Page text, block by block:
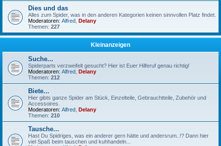
Dies und das
Alles zum Spider, was in den anderen Kategorien keinen sinnvollen Platz findet.
Moderatoren: Alfred Delany
Themen: 227
Kleinanzeigen
Suche...
Spiderparts verzweifelt gesucht? Hier ist Euer Hilferuf genau richtig!
Moderatoren: Alfred Delany
Themen: 212
Biete...
Hier gibts ganze Spider am Stück, Einzelteile, Gebrauchtteile, Zubehör und
Accessoires.
Moderatoren: Alfred Delany
Themen: 210
Tausche...
Hast Du Spidriges, was ein anderer gern hätte und andersrum..!? Dann hier
viel Spaß beim tauschen und kuhhandeln...